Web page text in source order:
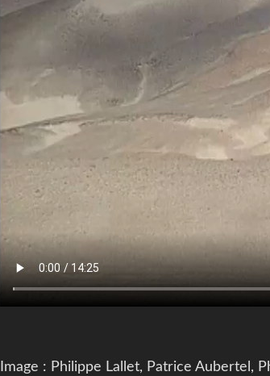
Image : Philippe Lallet, Patrice Aubertel,